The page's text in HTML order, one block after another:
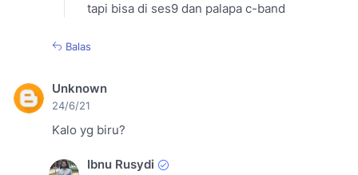
tapi bisa di ses9 dan palapa c-band
Balas
Unknown
24/6/21
Kalo yg biru?
Ibnu Rusydi